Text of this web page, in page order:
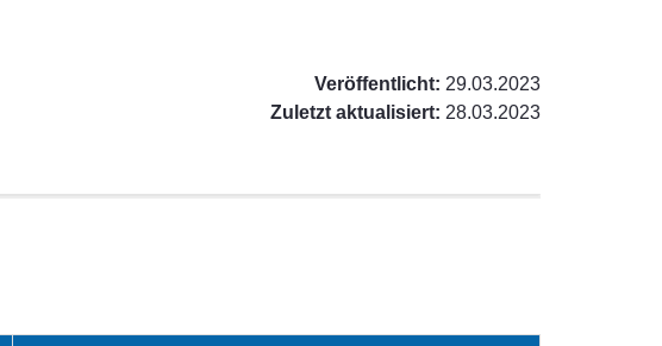
Veröffentlicht: 29.03.2023
Zuletzt aktualisiert: 28.03.2023